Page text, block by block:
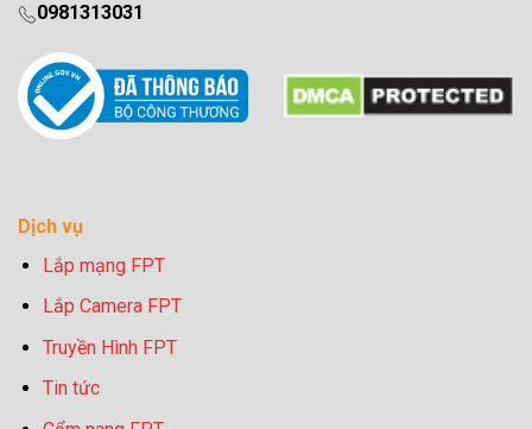
0981313031
Dịch vụ
Lắp mạng FPT
Lắp Camera FPT
Truyền Hình FPT
Tin tức